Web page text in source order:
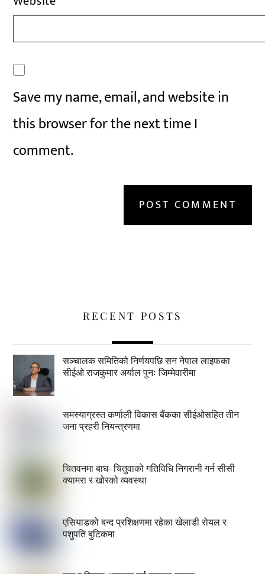
Save my name, email, and website in
this browser for the next time I
comment.
RECENT POSTS
सञ्चालक समितिको निर्णयपछि सन नेपाल लाइफका
सीईओ राजकुमार अर्याल पुनः जिम्मेवारीमा
समस्याग्रस्त कर्णाली विकास बैंकका सीईओसहित तीन
जना प्रहरी नियन्त्रणमा
चितवनमा बाघ–चितुवाको गतिविधि निगरानी गर्न सीसी
क्यामरा र खोरको व्यवस्था
एसियाडको बन्द प्रशिक्षणमा रहेका खेलाडी रोयल र
पशुपति बुटिकमा